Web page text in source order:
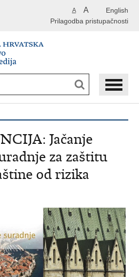
English
A A
Prilagodba pristupačnosti
Jačanje
za zaštitu
od rizika